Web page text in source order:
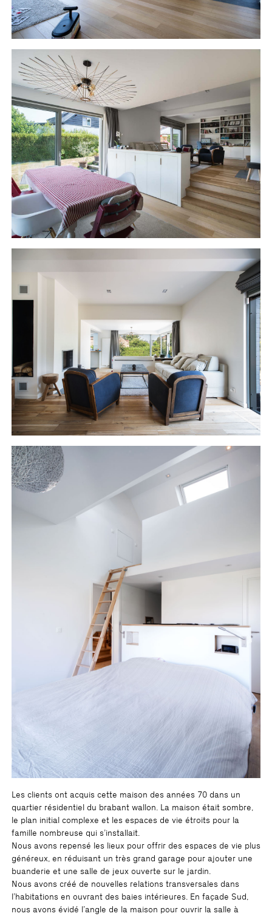
Les clients ont acquis cette maison des années 70 dans un
quartier résidentiel du brabant wallon. La maison était sombre,
le plan initial complexe et les espaces de vie étroits pour la
famille nombreuse qui s’installait.
Nous avons repensé les lieux pour offrir des espaces de vie plus
généreux, en réduisant un très grand garage pour ajouter une
buanderie et une salle de jeux ouverte sur le jardin.
Nous avons créé de nouvelles relations transversales dans
l’habitations en ouvrant des baies intérieures. En façade Sud,
nous avons évidé l’angle de la maison pour ouvrir la salle à